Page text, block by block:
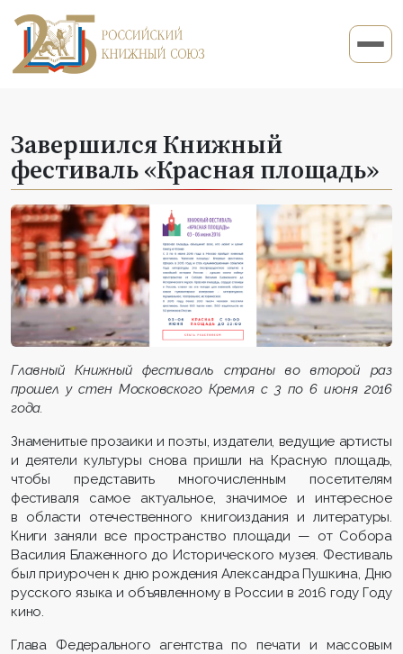
Завершился Книжный
фестиваль «Красная площадь»
Главный Книжный фестиваль страны во второй раз
прошел у стен Московского Кремля с 3 по 6 июня 2016
года.
Знаменитые прозаики и поэты, издатели, ведущие артисты
и деятели культуры снова пришли на Красную площадь,
чтобы представить многочисленным посетителям
фестиваля самое актуальное, значимое и интересное
в области отечественного книгоиздания и литературы.
Книги заняли все пространство площади — от Собора
Василия Блаженного до Исторического музея. Фестиваль
был приурочен к дню рождения Александра Пушкина, Дню
русского языка и объявленному в России в 2016 году Году
кино.
Глава Федерального агентства по печати и массовым